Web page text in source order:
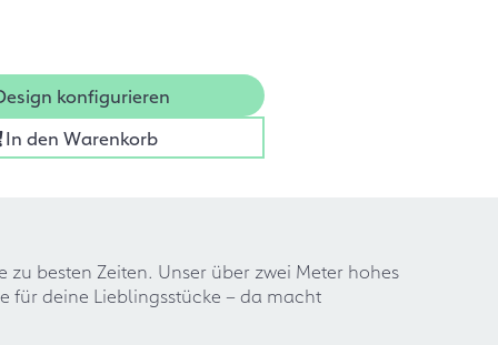
konfigurieren
In den Warenkorb
besten Zeiten. Unser über zwei Meter hohes
für deine Lieblingsstücke – da macht